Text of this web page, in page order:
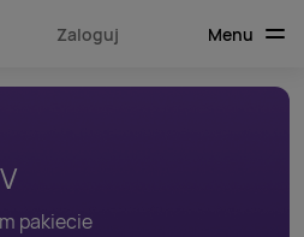
Zaloguj Menu
pakiecie